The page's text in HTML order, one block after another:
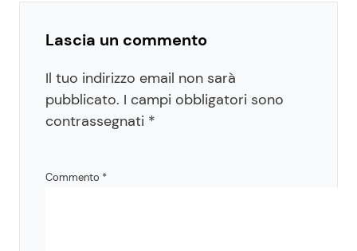
Lascia un commento
Il tuo indirizzo email non sarà
pubblicato. I campi obbligatori sono
contrassegnati *
Commento *